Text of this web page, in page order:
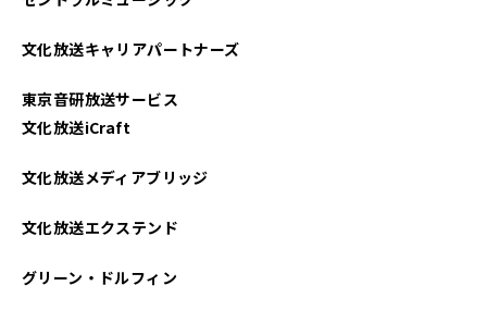
2025年01月
2024年12月
2024年11月
文化放送キャリアパートナーズ
東京音研放送サービス
文化放送iCraft
文化放送メディアブリッジ
文化放送エクステンド
グリーン・ドルフィン